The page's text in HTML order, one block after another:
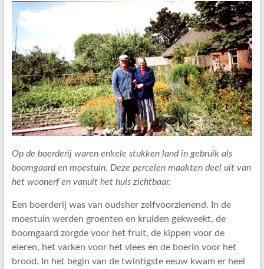
Op de boerderij waren enkele stukken land in gebruik als
boomgaard en moestuin. Deze percelen maakten deel uit van
het woonerf en vanuit het huis zichtbaar.
Een boerderij was van oudsher zelfvoorzienend. In de
moestuin werden groenten en kruiden gekweekt, de
boomgaard zorgde voor het fruit, de kippen voor de
eieren, het varken voor het vlees en de boerin voor het
brood. In het begin van de twintigste eeuw kwam er heel